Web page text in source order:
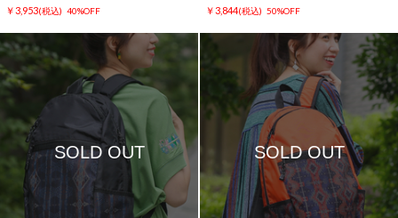
￥3,953(税込) 40%OFF
￥3,844(税込) 50%OFF
SOLD OUT SOLD OUT